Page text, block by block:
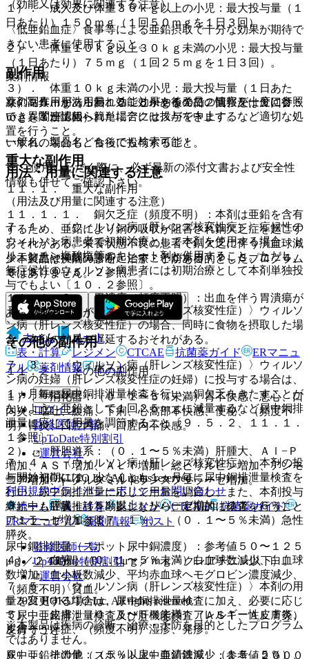
（効能又は効果に関連する注意）
〈低亜鉛血症〉食事等による亜鉛摂取で十分な効果が期待で
きない患者に使用すること。
副作用
次の副作用があらわれることがあるので、観察を十分に行
い、異常が認められた場合には投与を中止するなど適切な処
置を行うこと。
重大な副作用
１１．１． 重大な副作用
１１．１．１． 銅欠乏症（頻度不明）：本剤は亜鉛を含有
するため、亜鉛により銅の吸収が阻害され銅欠乏症を起こす
おそれがある。栄養状態不良の患者で銅欠乏に伴う汎血球減
少、貧血や神経障害を起こすことがある〔７．３、７．４、
８．３、９．５．２参照〕。
１１．１．２． 胃潰瘍（頻度不明）：出血を伴う胃潰瘍が
あらわれることがある。
その他の副作用
１１．２． その他の副作用
１）． 消化器：（０．１〜５％未満）胃不快感、悪心、口
内炎、嘔吐、腹痛、下痢、心窩部不快感、便秘、（頻度不
明）胃炎、口腔内痛、口腔内不快感。
２）． 肝胆道系：（０．１〜５％未満）肝腫大、Ａｌ−Ｐ
増加、ＡＳＴ増加、ＡＬＴ増加、総ビリルビン増加、アンモ
ニア増加、γ−グルタミルトランスフェラーゼ増加。
３）． 膵臓：（５％以上）リパーゼ増加（２７．６％）、
アミラーゼ増加（１７．１％）、（０．１〜５％未満）急性
膵炎。
４）． 血液：（０．１〜５％未満）白血球数減少、白血球
数増加、血小板数減少、平均赤血球ヘモグロビン濃度減少、
（頻度不明）貧血。
５）． 皮膚：（０．１〜５％未満）アレルギー性皮膚炎、
皮膚そう痒症、（頻度不明）湿疹、発疹。
６）． その他：（５％以上）血清鉄減少（１５．５％）、
１）． 成人及び体重３０ｋｇ以上の小児：最大投与量（１
日あたり）１５０ｍｇ（１回５０ｍｇを１日３回）。
２）． 体重１０ｋｇ以上３０ｋｇ未満の小児：最大投与量
（１日あたり）７５ｍｇ（１回２５ｍｇを１日３回）。
３）． 体重１０ｋｇ未満の小児：最大投与量（１日あた
り）２５ｍｇ（１回１２．５ｍｇを１日２回、又は１回２５
ｍｇを１日１回）。
いずれの場合も、食後に投与すること。
用法・用量に関連する注意
（用法及び用量に関連する注意）
７．１． 〈ウィルソン病（肝レンズ核変性症）〉症候性の
ウィルソン病患者で初期治療として本剤を使用する場合、ト
リエンチン塩酸塩等のキレート剤と併用すること。ただし、
無症候性のウィルソン病患者には初期治療として本剤単独投
与でもよい〔１０．２参照〕。
７．２． 〈ウィルソン病（肝レンズ核変性症）〉ウィルソ
ン病（肝レンズ核変性症）の場合、同時に食物を摂取した場
合、本剤の効果が遅延するおそれがある。
７．３． 〈ウィルソン病（肝レンズ核変性症）〉ウィルソ
ン病の妊婦（肝レンズ核変性症の妊婦）に投与する場合は、
１ヵ月毎に尿中銅排泄量検査を行い、銅欠乏をきたすことが
ないよう、亜鉛として１回２５ｍｇに減量するなど尿中銅排
泄量に応じて用量を調節すること〔９．５．２、１１．１．
１参照〕。
７．４． 〈ウィルソン病（肝レンズ核変性症）〉本剤の投
与開始初期には、少なくとも１ヵ月毎に尿中銅排泄量検査を
行い、尿中銅排泄量に応じて用量を調節し、また、本剤投与
継続中も症状推移を勘案しながら、定期的に検査を行うこと
〔１１．１．１参照〕。
尿中銅排泄量（スポット尿中銅濃度）：参考値５０〜１２５
μｇ／２４時間（０．１μｇ／ｍｇ・クレアチニン以下）。
７．５． 〈ウィルソン病（肝レンズ核変性症）〉本剤の用
量を変更する場合は、尿中銅排泄量検査に加え、必要に応じ
て尿中亜鉛排泄量検査及び肝機能検査（ＡＳＴ、ＡＬＴ等）
を行うこと。
尿中亜鉛排泄量（スポット尿中亜鉛濃度）：参考値２０００
薬剤情報
薬剤写真、用法用量、効能効果や後発品の情報が一度に参照
でき、関連情報へ簡単にアクセスができます。
一般名、製品名どちらでも検索可能！
※ ご使用いただく際に、必ず最新の添付文書および安全性
情報も併せてご確認下さい。
※本製品は疾病の診断・治療・予防を目的としたプログラム
ではありません。
ホーム
ノート
表・計算
レジメン CTCAE 抗菌薬ガイド
ERマニュ
アル
薬剤情報 ポスト
新規登録
ログイン
監修医師一覧
UpToDate特別割引
運営会社
© 2021 HOKUTO Inc. All rights reserved.
利用規約プライバシーポリシーお問い合わせ
ホーム
表・計算 レジメン CTCAE
抗菌薬ガイド
ERマニュアル
薬剤情報 ポスト
監修医師一覧
UpToDate特別割引
運営会社
© 2021 HOKUTO Inc. All rights reserved.
※本製品は疾病の診断・治療・予防を目的としたプログラム
ではありません。